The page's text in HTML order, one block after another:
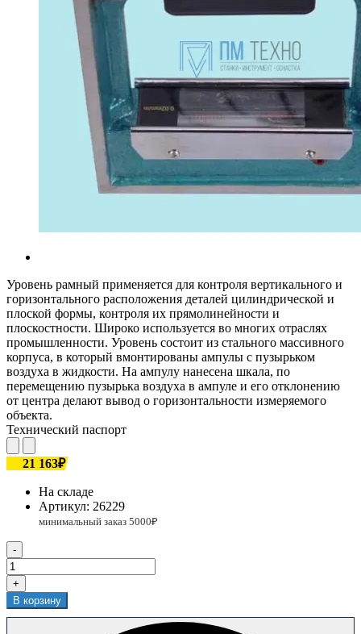
Уровень рамный применяется для контроля вертикального и
горизонтального расположения деталей цилиндрической и
плоской формы, контроля их прямолинейности и
плоскостности. Широко используется во многих отраслях
промышленности. Уровень состоит из стального массивного
корпуса, в который вмонтированы ампулы с пузырьком
воздуха в жидкости. На ампулу нанесена шкала, по
перемещению пузырька воздуха в ампуле и его отклонению
от центра делают вывод о горизонтальности измеряемого
объекта.
Технический паспорт
21 163₽
На складе
Артикул: 26229
-
+
В корзину